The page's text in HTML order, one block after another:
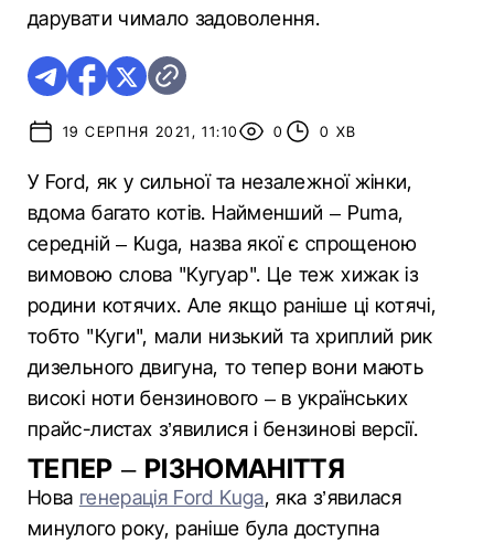
дарувати чимало задоволення.
19 СЕРПНЯ 2021, 11:10 0 0 ХВ
У Ford, як у сильної та незалежної жінки,
вдома багато котів. Найменший – Puma,
середній – Kuga, назва якої є спрощеною
вимовою слова "Кугуар". Це теж хижак із
родини котячих. Але якщо раніше ці котячі,
тобто "Куги", мали низький та хриплий рик
дизельного двигуна, то тепер вони мають
високі ноти бензинового – в українських
прайс-листах з’явилися і бензинові версії.
ТЕПЕР – РІЗНОМАНІТТЯ
Нова генерація Ford Kuga, яка з’явилася
минулого року, раніше була доступна